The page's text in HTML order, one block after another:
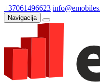
+37061496623
Navigacija